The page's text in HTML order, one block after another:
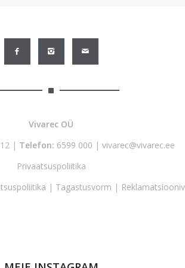
Vivarec OÜ
| Telefon: 6599 000 |vivarec@vivarec.ee
Privaatsuspoliitika
| Tagastusvorm |